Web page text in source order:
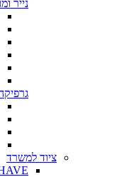
נייר
ציוד למשרד